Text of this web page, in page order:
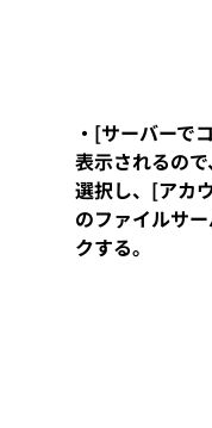
・[サーバーで
表示されるの
選択し、[アカ
のファイルサ
クする。